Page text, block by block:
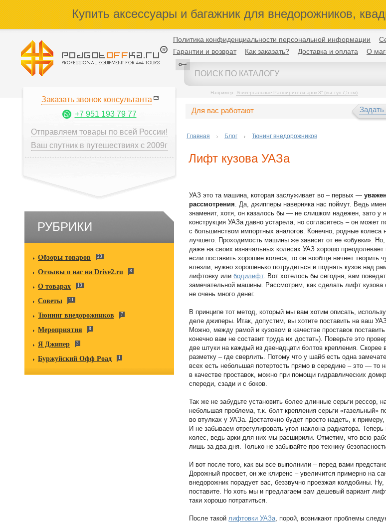
Купить аксессуары и багажник для внедорожников,
Политика конфиденциальности персональной информации
Гарантии и возврат
Как заказать? Доставка и оплата О
Например: Универсальные Расширители арок 3" (выступ 7,5 см)
Заказать звонок консультанта
+7 951 193 79 77
Отправляем товары по всей России!
Ваш спутник в путешествиях с 2009г
РУБРИКИ
Обзоры товаров 23
Отзывы о нас на Drive2.ru 8
О товарах 13
Советы 11
Тюнинг внедорожников 7
Мероприятия 8
Я Джипер 3
Буржуйский Офф Роад 1
Для вас работают Задать
Главная Блог Тюнинг внедорожников
Лифт кузова УАЗа
УАЗ это та машина, которая заслуживает во – первых —
рассмотрения. Да, джипперы наверняка нас поймут. Ведь
знаменит, хотя, он казалось бы — не слишком надежен, зато у
конструкция УАЗа давно устарела, но согласитесь – он может
с большинством импортных аналогов. Конечно, родные колеса
лучшего. Проходимость машины же зависит от ее «обувки».
даже на своих изначальных колесах УАЗ хорошо преодолевает
если поставить хорошие колеса, то он вообще начнет творить
влезли, нужно хорошенько потрудиться и поднять кузов над
лифтовку илибодилифт. Вот хотелось бы сегодня, вам
замечательной машины. Рассмотрим, как сделать лифт кузова
не очень много денег.
В принципе тот метод, который мы вам хотим описать,
деле джиперы. Итак, допустим, вы хотите поставить на ваш
Можно, между рамой и кузовом в качестве проставок
конечно вам не составит труда их достать). Поверьте это
две штуки на каждый из двенадцати болтов крепления. Скорее
разметку – где сверлить. Потому что у шайб есть одна
всех есть небольшая потертость прямо в середине – это — то
в качестве проставок, можно при помощи гидравлических
спереди, сзади и с боков.
Так же не забудьте установить более длинные серьги рессор,
небольшая проблема, т.к. болт крепления серьги «газельный»
во втулках у УАЗа. Достаточно будет просто надеть, к
И не забываем отрегулировать угол наклона радиатора.
колес, ведь арки для них мы расширили. Отметим, что всю
лишь за два дня. Только не забывайте про технику
И вот после того, как вы все выполнили – перед вами
Дорожный просвет, он же клиренс – увеличится примерно на
внедорожник порадует вас, беззвучно проезжая колдобины.
поставите. Но хоть мы и предлагаем вам дешевый вариант
таки хорошо потратиться.
После такойлифтовки УАЗа, порой, возникают проблемы